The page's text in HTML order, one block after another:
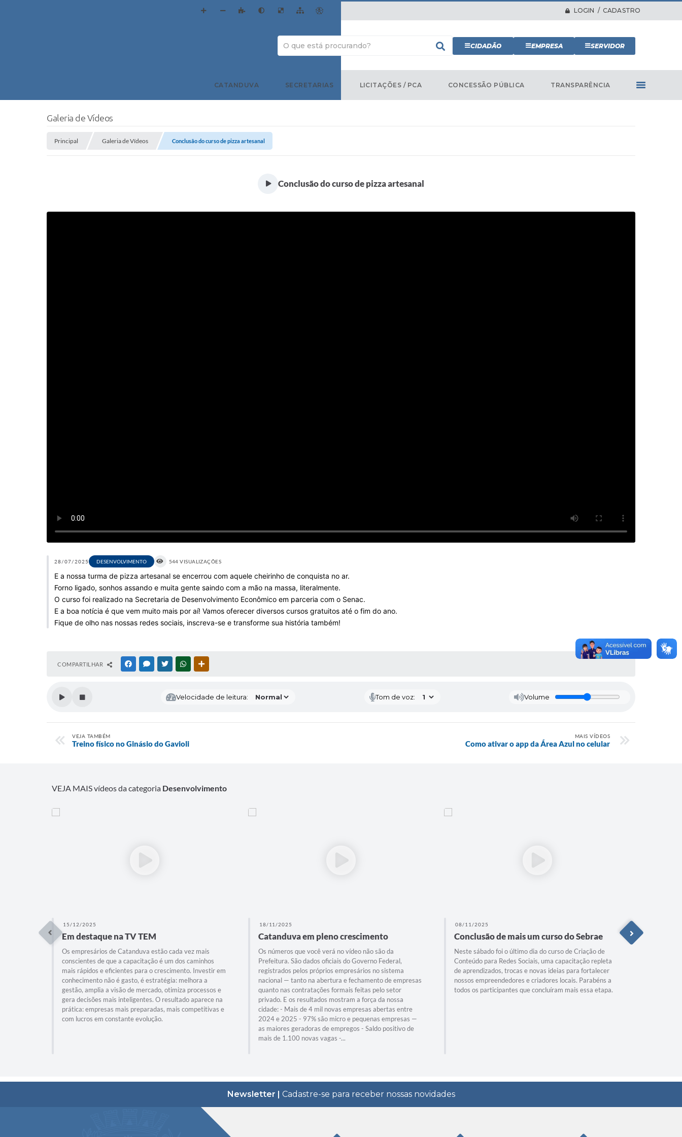
LOGIN / CADASTRO
CIDADÃO EMPRESA SERVIDOR
CATANDUVA SECRETARIAS LICITAÇÕES / PCA CONCESSÃO PÚBLICA TRANSPARÊNCIA
Galeria de Vídeos
Principal Galeria de Vídeos Conclusão do curso de pizza artesanal
Conclusão do curso de pizza artesanal
28/07/2025 DESENVOLVIMENTO 544 VISUALIZAÇÕES
E a nossa turma de pizza artesanal se encerrou com aquele cheirinho de conquista no ar.
Forno ligado, sonhos assando e muita gente saindo com a mão na massa, literalmente.
O curso foi realizado na Secretaria de Desenvolvimento Econômico em parceria com o Senac.
E a boa notícia é que vem muito mais por aí! Vamos oferecer diversos cursos gratuitos até o fim do ano.
Fique de olho nas nossas redes sociais, inscreva-se e transforme sua história também!
COMPARTILHAR FACEBOOKMESSENGER
TWITTERWHATSAPP
Velocidade de leitura: Tom de voz: Volume
VEJA TAMBÉM
Treino físico no Ginásio do Gavioli
MAIS VÍDEOS
Como ativar o app da Área Azul no celular
VEJA MAIS vídeos da categoria Desenvolvimento
15/12/2025
Em destaque na TV TEM
Os empresários de Catanduva estão cada vez mais
conscientes de que a capacitação é um dos caminhos
mais rápidos e eficientes para o crescimento. Investir em
conhecimento não é gasto, é estratégia: melhora a
gestão, amplia a visão de mercado, otimiza processos e
gera decisões mais inteligentes. O resultado aparece na
prática: empresas mais preparadas, mais competitivas e
com lucros em constante evolução.
18/11/2025
Catanduva em pleno crescimento
Os números que você verá no vídeo não são da
Prefeitura. São dados oficiais do Governo Federal,
registrados pelos próprios empresários no sistema
nacional — tanto na abertura e fechamento de empresas
quanto nas contratações formais feitas pelo setor
privado. E os resultados mostram a força da nossa
cidade: - Mais de 4 mil novas empresas abertas entre
2024 e 2025 - 97% são micro e pequenas empresas —
as maiores geradoras de empregos - Saldo positivo de
mais de 1.100 novas vagas -...
08/11/2025
Conclusão de mais um curso do Sebrae
Neste sábado foi o último dia do curso de Criação de
Conteúdo para Redes Sociais, uma capacitação repleta
de aprendizados, trocas e novas ideias para fortalecer
nossos empreendedores e criadores locais. Parabéns a
todos os participantes que concluíram mais essa etapa.
Newsletter | Cadastre-se para receber nossas novidades